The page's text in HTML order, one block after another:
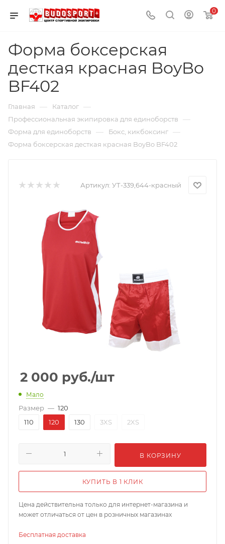
0
Форма боксерская
десткая красная BoyBo
BF402
Главная — Каталог —
Профессиональная экипировка для единоборств —
Форма для единоборств — Бокс, кикбоксинг —
Форма боксерская десткая красная BoyBo BF402
Артикул: УТ-339,644-красный
2 000 руб./шт
Мало
Размер — 120
110
120 130 3XS 2XS
В КОРЗИНУ
КУПИТЬ В 1 КЛИК
Цена действительна только для интернет-магазина и
может отличаться от цен в розничных магазинах
Бесплатная доставка